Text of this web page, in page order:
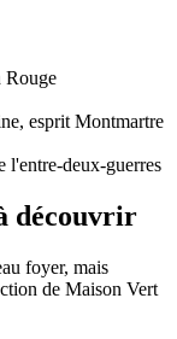
Rouge
esprit Montmartre
l'entre-deux-guerres
découvrir
foyer, mais
de Maison Vert